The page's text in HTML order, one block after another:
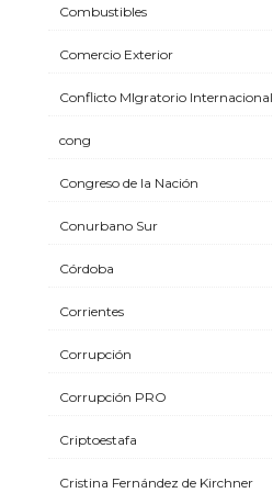
Combustibles
Comercio Exterior
Conflicto MIgratorio Internacional
cong
Congreso de la Nación
Conurbano Sur
Córdoba
Corrientes
Corrupción
Corrupción PRO
Criptoestafa
Cristina Fernández de Kirchner